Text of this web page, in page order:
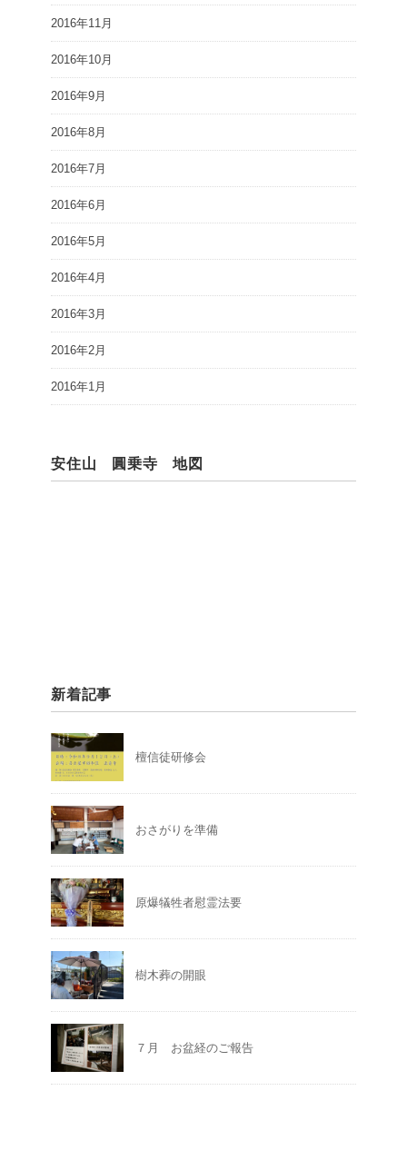
2016年11月
2016年10月
2016年9月
2016年8月
2016年7月
2016年6月
2016年5月
2016年4月
2016年3月
2016年2月
2016年1月
安住山 圓乗寺 地図
新着記事
檀信徒研修会
おさがりを準備
原爆犠牲者慰霊法要
樹木葬の開眼
７月 お盆経のご報告